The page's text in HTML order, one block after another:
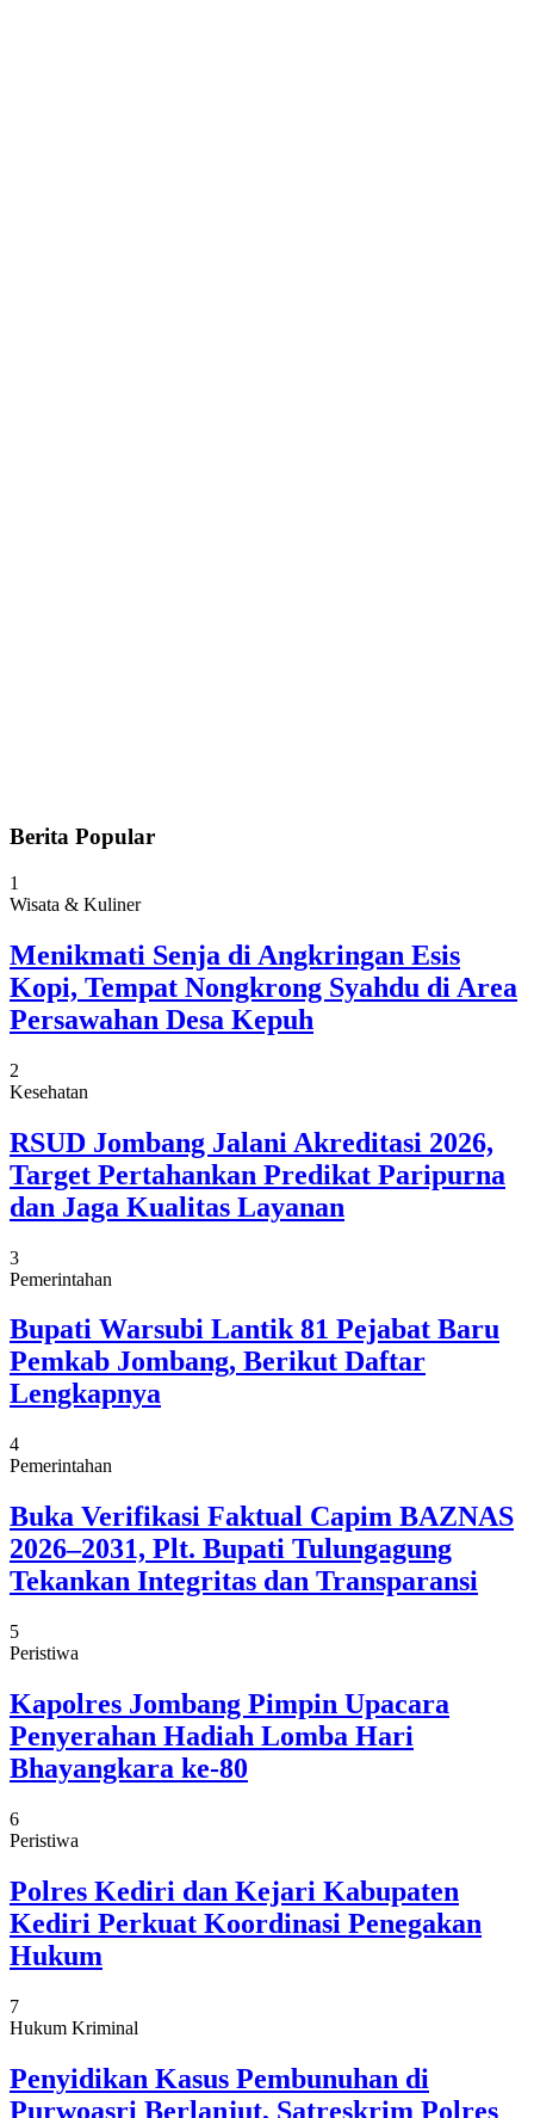
Berita Popular
1
Wisata & Kuliner
Menikmati Senja di Angkringan Esis
Kopi, Tempat Nongkrong Syahdu di Area
Persawahan Desa Kepuh
2
Kesehatan
RSUD Jombang Jalani Akreditasi 2026,
Target Pertahankan Predikat Paripurna
dan Jaga Kualitas Layanan
3
Pemerintahan
Bupati Warsubi Lantik 81 Pejabat Baru
Pemkab Jombang, Berikut Daftar
Lengkapnya
4
Pemerintahan
Buka Verifikasi Faktual Capim BAZNAS
2026–2031, Plt. Bupati Tulungagung
Tekankan Integritas dan Transparansi
5
Peristiwa
Kapolres Jombang Pimpin Upacara
Penyerahan Hadiah Lomba Hari
Bhayangkara ke-80
6
Peristiwa
Polres Kediri dan Kejari Kabupaten
Kediri Perkuat Koordinasi Penegakan
Hukum
7
Hukum Kriminal
Penyidikan Kasus Pembunuhan di
Purwoasri Berlanjut, Satreskrim Polres